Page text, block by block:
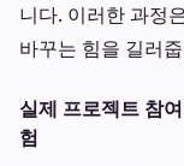
니다. 이러한 과정
바꾸는 힘을 길러
실제 프로젝트 참
험